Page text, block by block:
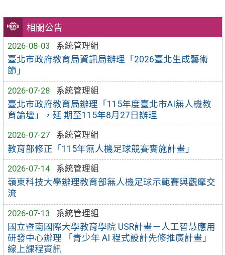
相關公告
2026-08-03
系統管理組
臺北市政府教育局資訊局辦理「2026臺北生成藝術
節」
2026-07-28
系統管理組
臺北市政府教育局辦理「115年度臺北市AI無人機教
育論壇」，延 期至115年8月27日辦理
2026-07-27
系統管理組
教育部修正「115年無人機足球競賽實施計畫」
2026-07-14
系統管理組
嶺東科技大學辦理教育部無人機足球示範賽與觀摩交
流
2026-07-13
系統管理組
國立暨南國際大學教育學院 USR計畫－人工智慧應用
研發中心辦理 「青少年 AI 程式設計先修推廣計畫」
線上課程資訊